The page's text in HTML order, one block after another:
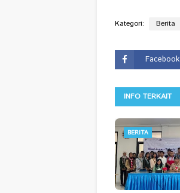
Kategori: Berita
Facebook
INFO TERKAIT
BERITA